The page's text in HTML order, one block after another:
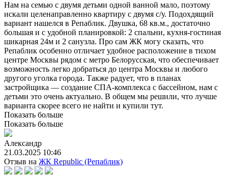
Нам на семью с двумя детьми одной ванной мало, поэтому
искали целенаправленно квартиру с двумя с/у. Подохдящий
вариант нашелся в Репаблик. Двушка, 68 кв.м., достаточно
большая и с удобной планировкой: 2 спальни, кухня-гостиная
шикарная 24м и 2 санузла. Про сам ЖК могу сказать, что
Репаблик особенно отличает удобное расположение в тихом
центре Москвы рядом с метро Белорусская, что обеспечивает
возможность легко добраться до центра Москвы и любого
другого уголка города. Также радует, что в планах
застройщика — создание СПА-комплекса с бассейном, нам с
детьми это очень актуально. В общем мы решили, что лучше
варианта скорее всего не найти и купили тут.
Показать больше
Показать больше
Александр
21.03.2025 10:46
Отзыв на ЖК Republic (Репаблик)